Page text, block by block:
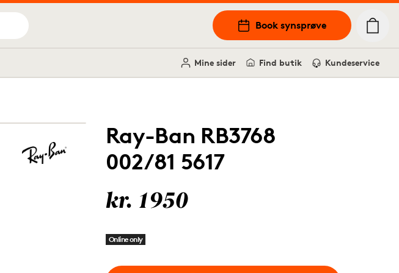
Book synsprøve
Mine sider Find butik Kundeservice
Ray-Ban RB3768
002/81 5617
kr. 1950
Online only